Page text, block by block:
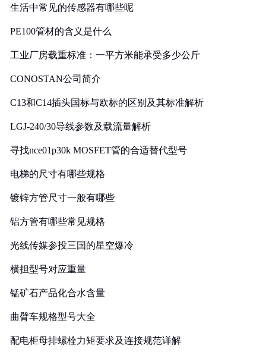
生活中常见的传感器有哪些呢
PE100管材的含义是什么
工业厂房载重标准：一平方米能承受多少公斤
CONOSTAN公司简介
C13和C14插头国标与欧标的区别及其标准解析
LGJ-240/30导线参数及载流量解析
寻找nce01p30k MOSFET管的合适替代型号
电梯的尺寸有哪些规格
镀锌方管尺寸一般有哪些
铝方管有哪些常见规格
光线传媒参投三国的星空爆冷
横担型号对应重量
锰矿石产品化合水含量
曲臂车规格型号大全
配电柜母排螺栓力矩要求及连接规范详解